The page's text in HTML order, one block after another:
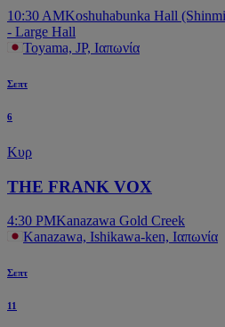
10:30 AMKoshuhabunka Hall
- Large Hall
Toyama, JP, Ιαπωνία
Σεπτ
6
Κυρ
THE FRANK VOX
4:30 PMKanazawa Gold Creek
Kanazawa, Ishikawa-ken, Ιαπωνία
Σεπτ
11